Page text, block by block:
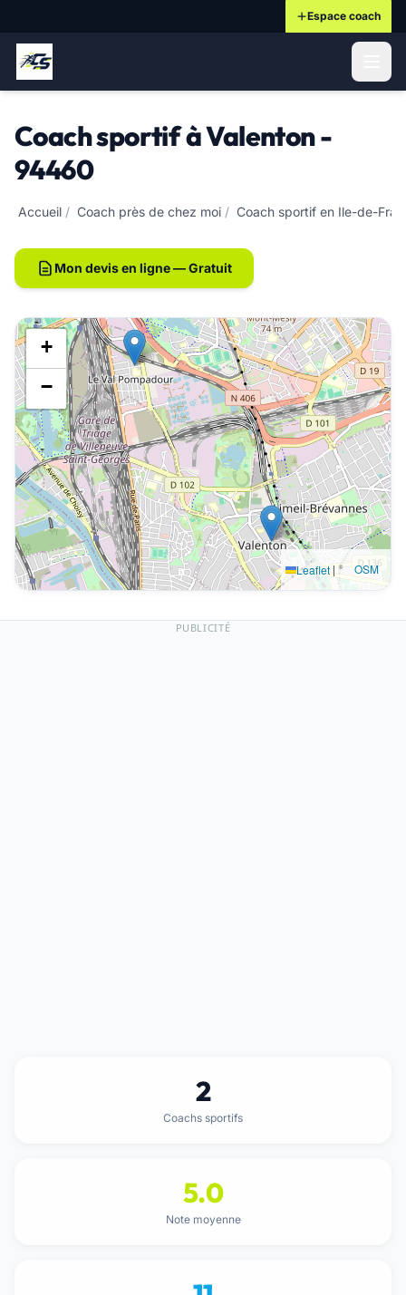
Espace coach
Coach sportif à Valenton -
94460
Accueil / Coach près de chez moi / Coach sportif en Ile-de-
Mon devis en ligne — Gratuit
+
−
Leaflet|© OSM
PUBLICITÉ
2
Coachs sportifs
5.0
Note moyenne